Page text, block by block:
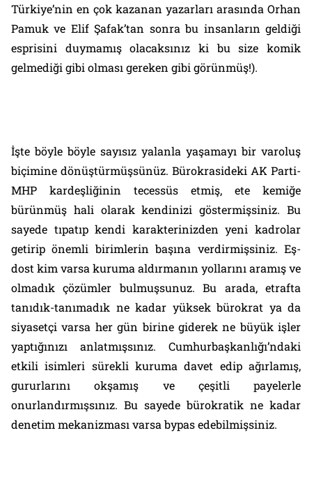
Türkiye’nin en çok kazanan yazarları arasında Orhan
Pamuk ve Elif Şafak’tan sonra bu insanların geldiği
esprisini duymamış olacaksınız ki bu size komik
gelmediği gibi olması gereken gibi görünmüş!).
İşte böyle böyle sayısız yalanla yaşamayı bir varoluş
biçimine dönüştürmüşsünüz. Bürokrasideki AK Parti-
MHP kardeşliğinin tecessüs etmiş, ete kemiğe
bürünmüş hali olarak kendinizi göstermişsiniz. Bu
sayede tıpatıp kendi karakterinizden yeni kadrolar
getirip önemli birimlerin başına verdirmişsiniz. Eş-
dost kim varsa kuruma aldırmanın yollarını aramış ve
olmadık çözümler bulmuşsunuz. Bu arada, etrafta
tanıdık-tanımadık ne kadar yüksek bürokrat ya da
siyasetçi varsa her gün birine giderek ne büyük işler
yaptığınızı anlatmışsınız. Cumhurbaşkanlığı’ndaki
etkili isimleri sürekli kuruma davet edip ağırlamış,
gururlarını okşamış ve çeşitli payelerle
onurlandırmışsınız. Bu sayede bürokratik ne kadar
denetim mekanizması varsa bypas edebilmişsiniz.